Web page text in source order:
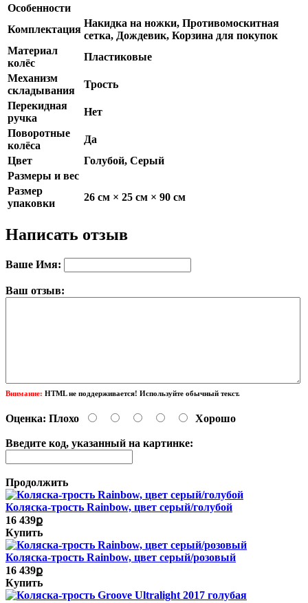
Особенности
Комплектация
Накидка на ножки, Противомоскитная
сетка, Дождевик, Корзина для покупок
Материал
колёс
Пластиковые
Механизм
складывания
Трость
Перекидная
ручка
Нет
Поворотные
колёса
Да
Цвет
Голубой, Серый
Размеры и вес
Размер
упаковки
26 см × 25 см × 90 см
Написать отзыв
Ваше Имя:
Ваш отзыв:
Внимание: HTML не поддерживается! Используйте обычный текст.
Оценка: Плохо Хорошо
Введите код, указанный на картинке:
Продолжить
Коляска-трость Rainbow, цвет серый/голубой
16 439ք
Купить
Коляска-трость Rainbow, цвет серый/розовый
16 439ք
Купить